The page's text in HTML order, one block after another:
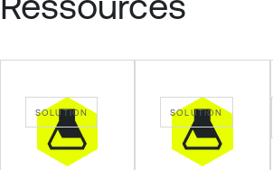
SOLUTION SOLUTION